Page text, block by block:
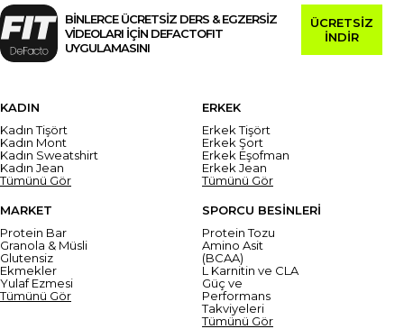
BİNLERCE ÜCRETSİZ DERS & EGZERSİZ
VİDEOLARI İÇİN DEFACTOFIT
UYGULAMASINI
ÜCRETSİZ
İNDİR
KADIN
Kadın Tişört
Kadın Mont
Kadın Sweatshirt
Kadın Jean
Tümünü Gör
ERKEK
Erkek Tişört
Erkek Şort
Erkek Eşofman
Erkek Jean
Tümünü Gör
MARKET
Protein Bar
Granola & Müsli
Glutensiz
Ekmekler
Yulaf Ezmesi
Tümünü Gör
SPORCU BESİNLERİ
Protein Tozu
Amino Asit
(BCAA)
L Karnitin ve CLA
Güç ve
Performans
Takviyeleri
Tümünü Gör